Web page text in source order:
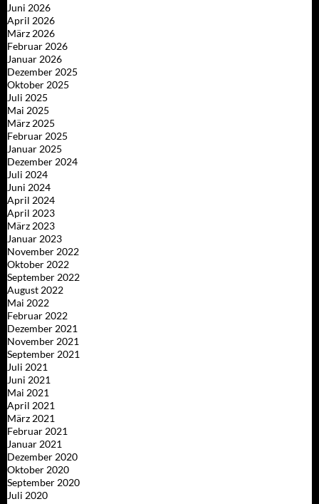
Juni 2026
April 2026
März 2026
Februar 2026
Januar 2026
Dezember 2025
Oktober 2025
Juli 2025
Mai 2025
März 2025
Februar 2025
Januar 2025
Dezember 2024
Juli 2024
Juni 2024
April 2024
April 2023
März 2023
Januar 2023
November 2022
Oktober 2022
September 2022
August 2022
Mai 2022
Februar 2022
Dezember 2021
November 2021
September 2021
Juli 2021
Juni 2021
Mai 2021
April 2021
März 2021
Februar 2021
Januar 2021
Dezember 2020
Oktober 2020
September 2020
Juli 2020